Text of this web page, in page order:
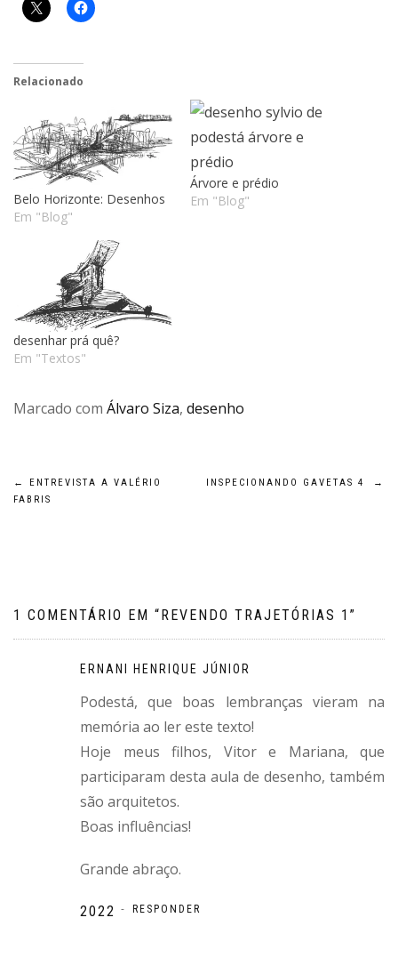
Relacionado
Belo Horizonte: Desenhos
Em "Blog"
Árvore e prédio
Em "Blog"
desenhar prá quê?
Em "Textos"
Marcado com Álvaro Siza, desenho
Navegação
←
ENTREVISTA A VALÉRIO
FABRIS
INSPECIONANDO GAVETAS 4 →
1 COMENTÁRIO EM “REVENDO TRAJETÓRIAS 1 ”
ERNANI HENRIQUE JÚNIOR
Podestá, que boas lembranças vieram na
memória ao ler este texto!
Hoje meus filhos, Vitor e Mariana, que
participaram desta aula de desenho, também
são arquitetos.
Boas influências!
Grande abraço.
2022 - RESPONDER